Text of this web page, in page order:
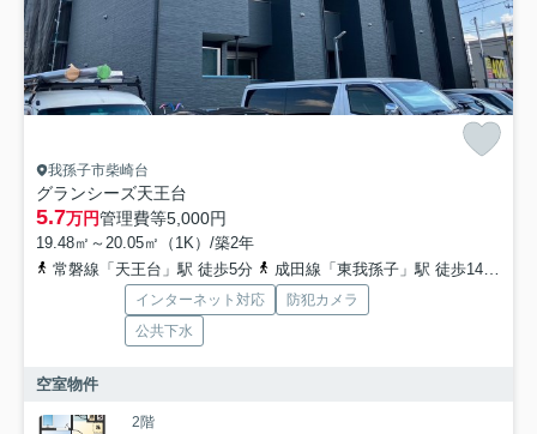
我孫子市柴崎台
グランシーズ天王台
5.7万円管理費等5,000円
19.48㎡～20.05㎡（1K）/築2年
常磐線「天王台」駅 徒歩5分
成田線「東我孫子」駅 徒歩14分
インターネット対応
防犯カメラ
公共下水
空室物件
2階